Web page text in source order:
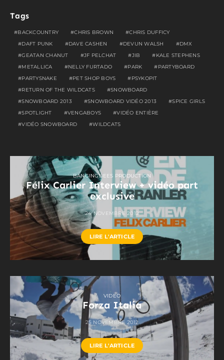
Tags
BACKCOUNTRY CHRIS BROWN
CHRIS DUFFICY
DAFT PUNK
DAVE CASHEN DEVUN WALSH
DMX
GEATAN CHANUT
JF PELCHAT JIB
KALE STEPHENS
METALLICA
NELLY FURTADO PARK
PARTYBOARD
PARTYSNAKE
PET SHOP BOYS
PSYKOPIT
RETURN OF THE WILDCATS
SNOWBOARD
SNOWBOARD 2013
SNOWBOARD VIDÉO 2013
SPICE GIRLS
SPOTLIGHT
VENGABOYS
VIDÉO ENTIÈRE
VIDÉO SNOWBOARD
WILDCATS
BANGINGBEES PRODUCTION
Félix Carlier Interview + vidéo part
exclusive
24 NOVEMBRE 2012
LIRE L'ARTICLE
VIDEO
Forza Italia
25 NOVEMBRE 2012
LIRE L'ARTICLE